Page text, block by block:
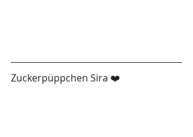
Zuckerpüppchen Sira ❤️